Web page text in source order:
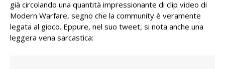
già circolando una quantità impressionante di clip video di
Modern Warfare, segno che la community è veramente
legata al gioco. Eppure, nel suo tweet, si nota anche una
leggera vena sarcastica: